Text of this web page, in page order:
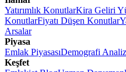
Yatırımlık KonutlarKira Geliri
KonutlarFiyatı Düşen Konutlar
Arsalar
Piyasa
Emlak PiyasasıDemografi
Keşfet